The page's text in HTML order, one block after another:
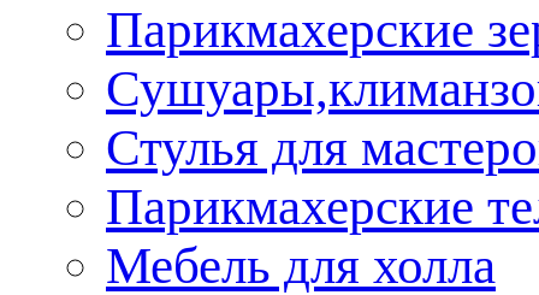
Парикмахерские
Стулья для
Парикмахерские
Мебель для холла